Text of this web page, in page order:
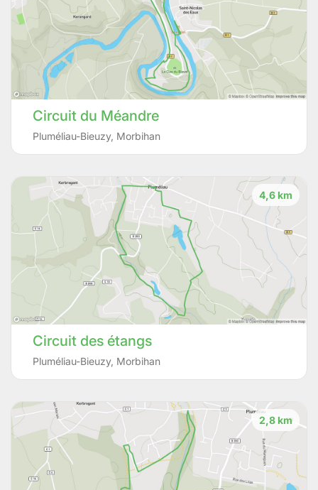
Circuit du Méandre
Pluméliau-Bieuzy, Morbihan
4,6 km
Circuit des étangs
Pluméliau-Bieuzy, Morbihan
2,8 km